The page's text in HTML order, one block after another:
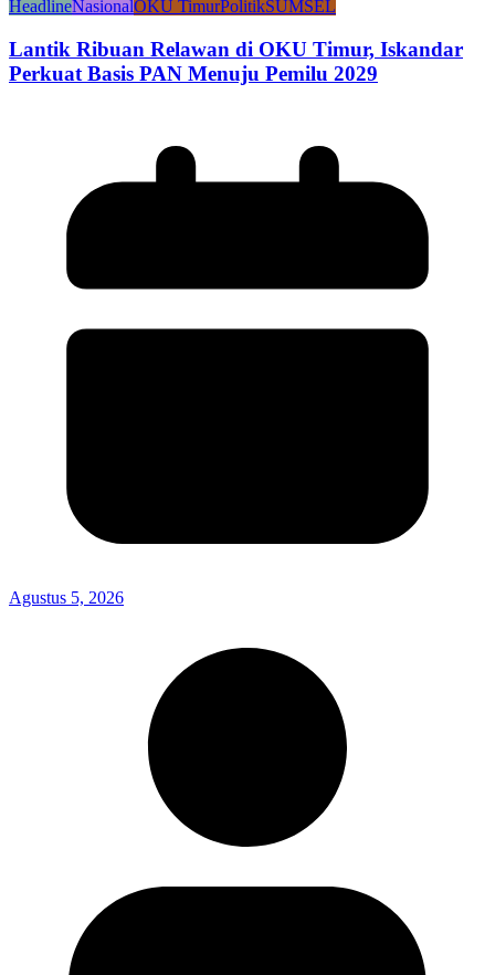
HeadlineNasionalOKU TimurPolitikSUMSEL
Lantik Ribuan Relawan di OKU Timur, Iskandar
Perkuat Basis PAN Menuju Pemilu 2029
Agustus 5, 2026